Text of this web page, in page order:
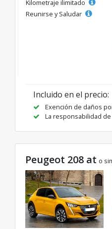
Kilometraje ilimitado
Reunirse y Saludar
Incluido en el precio:
Exención de daños
La responsabilidad de
Peugeot 208 at o